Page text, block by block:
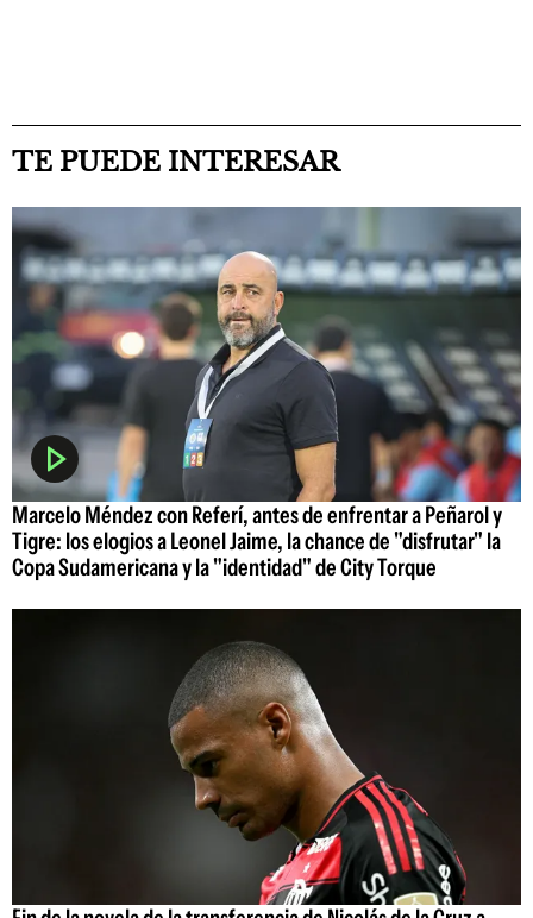
TE PUEDE INTERESAR
Marcelo Méndez con Referí, antes de enfrentar a Peñarol y
Tigre: los elogios a Leonel Jaime, la chance de "disfrutar" la
Copa Sudamericana y la "identidad" de City Torque